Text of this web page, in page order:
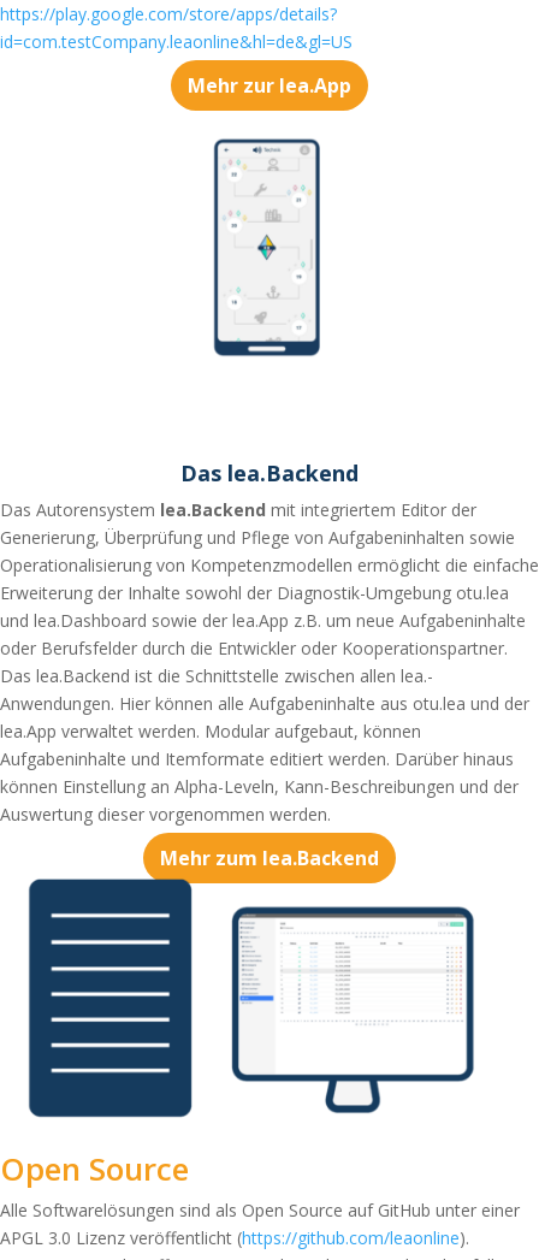
https://play.google.com/store/apps/details?
id=com.testCompany.leaonline&hl=de&gl=US
Mehr zur lea.App
Das lea.Backend
Das Autorensystem lea.Backend mit integriertem Editor der
Generierung, Überprüfung und Pflege von Aufgabeninhalten sowie
Operationalisierung von Kompetenzmodellen ermöglicht die einfache
Erweiterung der Inhalte sowohl der Diagnostik-Umgebung otu.lea
und lea.Dashboard sowie der lea.App z.B. um neue Aufgabeninhalte
oder Berufsfelder durch die Entwickler oder Kooperationspartner.
Das lea.Backend ist die Schnittstelle zwischen allen lea.-
Anwendungen. Hier können alle Aufgabeninhalte aus otu.lea und der
lea.App verwaltet werden. Modular aufgebaut, können
Aufgabeninhalte und Itemformate editiert werden. Darüber hinaus
können Einstellung an Alpha-Leveln, Kann-Beschreibungen und der
Auswertung dieser vorgenommen werden.
Mehr zum lea.Backend
Open Source
Alle Softwarelösungen sind als Open Source auf GitHub unter einer
APGL 3.0 Lizenz veröffentlicht (https://github.com/leaonline).